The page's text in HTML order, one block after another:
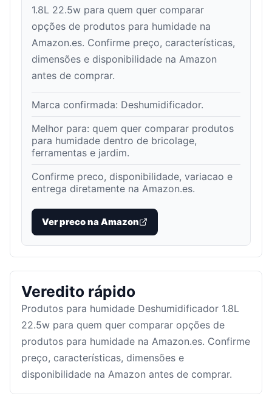
1.8L 22.5w para quem quer comparar
opções de produtos para humidade na
Amazon.es. Confirme preço, características,
dimensões e disponibilidade na Amazon
antes de comprar.
Marca confirmada: Deshumidificador.
Melhor para: quem quer comparar produtos
para humidade dentro de bricolage,
ferramentas e jardim.
Confirme preco, disponibilidade, variacao e
entrega diretamente na Amazon.es.
Ver preco na Amazon
Veredito rápido
Produtos para humidade Deshumidificador 1.8L
22.5w para quem quer comparar opções de
produtos para humidade na Amazon.es. Confirme
preço, características, dimensões e
disponibilidade na Amazon antes de comprar.